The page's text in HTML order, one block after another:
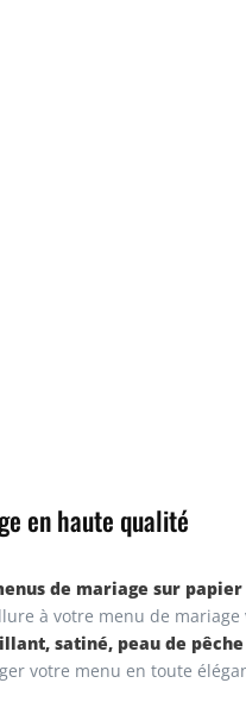
en haute qualité
de mariage sur
à votre menu de
satiné, peau de
votre menu en toute